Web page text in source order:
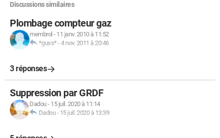
Discussions similaires
Plombage compteur gaz
membrol - 11 janv. 2010 à 11:52
*guss* -4 nov. 2011 à 20:46
3 réponses
Suppression par GRDF
Dadou- 15 juil. 2020 à 11:14
Dadou- 15 juil. 2020 à 13:39